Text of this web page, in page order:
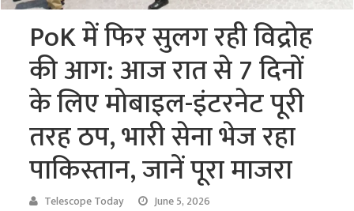
PoK में फिर सुलग रही विद्रोह
की आग: आज रात से 7 दिनों
के लिए मोबाइल-इंटरनेट पूरी
तरह ठप, भारी सेना भेज रहा
पाकिस्तान, जानें पूरा माजरा
Telescope Today June 5, 2026